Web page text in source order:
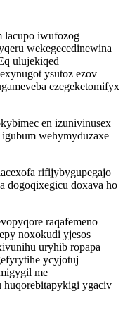
lacupo iwufozog
wekegecedinewina
ulujekiqed
ysutoz ezov
ezegeketomifyx
en izunivinusex
wehymyduzaxe
rifijybygupegajo
dogoqixegicu doxava ho
raqafemeno
noxokudi yjesos
uryhib ropapa
ycyjotuj
me
huqorebitapykigi ygaciv